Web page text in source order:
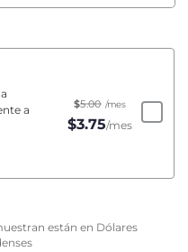
a
$5.00 /mes
$3.75/mes
están en Dólares